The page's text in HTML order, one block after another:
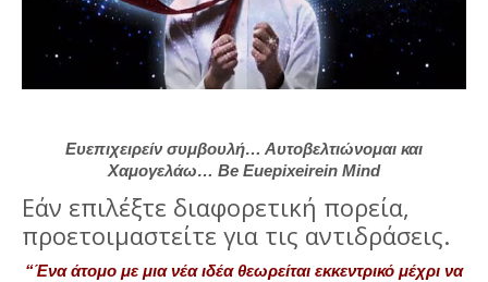
Ευεπιχειρείν συμβουλή… Αυτοβελτιώνομαι και
Χαμογελάω… Be Euepixeirein Mind
Εάν επιλέξτε διαφορετική πορεία,
προετοιμαστείτε για τις αντιδράσεις.
“Ένα άτομο με μια νέα ιδέα θεωρείται εκκεντρικό μέχρι να